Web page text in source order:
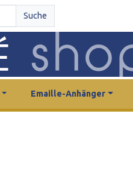
Suche
Emaille-Anhänger